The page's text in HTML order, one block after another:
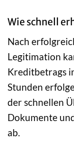
Wie schnell
Nach
Legitimation
Kreditbetrags
Stunden
der schnellen
Dokumente
ab.